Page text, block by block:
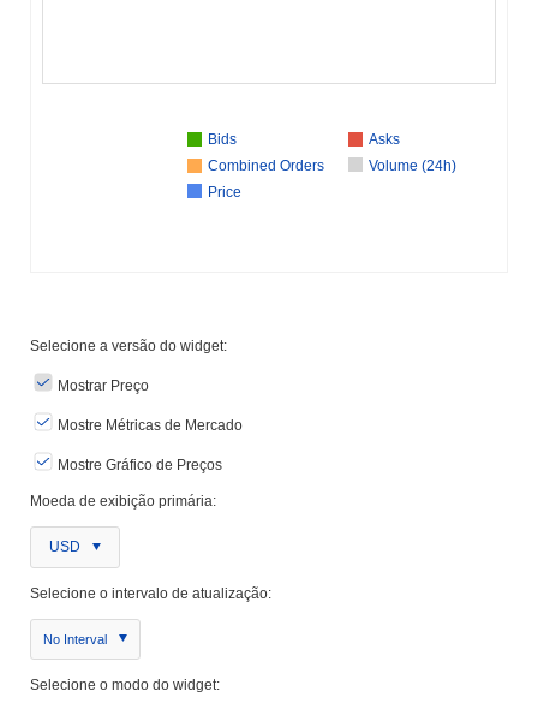
Bids
Asks
Combined Orders
Volume (24h)
Price
Selecione a versão do widget:
Mostrar Preço
Mostre Métricas de Mercado
Mostre Gráfico de Preços
Moeda de exibição primária:
USD
Selecione o intervalo de atualização:
No Interval
Selecione o modo do widget: